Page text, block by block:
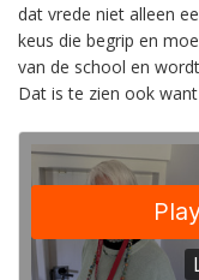
dat vrede niet alleen
keus die begrip en
van de school en
Dat is te zien ook